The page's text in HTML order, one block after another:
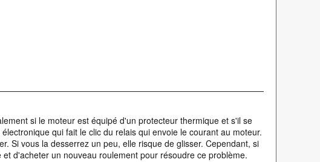
si le moteur est équipé d'un protecteur thermique et s'il se
qui fait le clic du relais qui envoie le courant au moteur.
Si vous la desserrez un peu, elle risque de glisser. Cependant, si
d'acheter un nouveau roulement pour résoudre ce problème.